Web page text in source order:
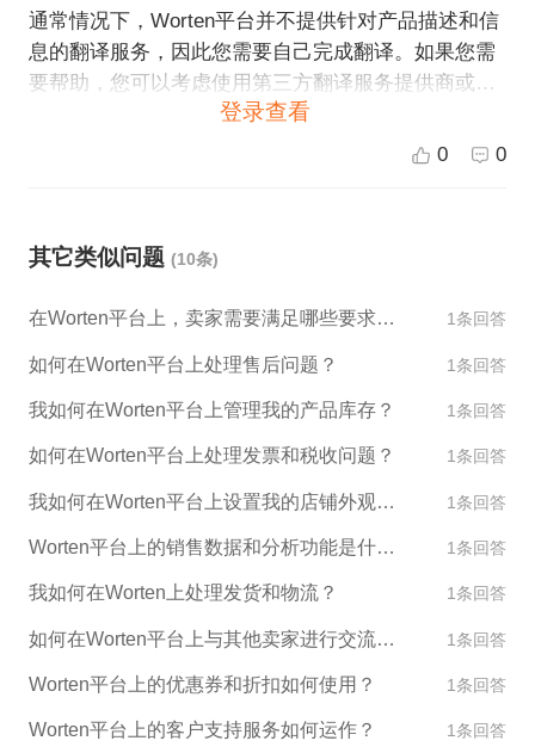
通常情况下，Worten平台并不提供针对产品描述和信
息的翻译服务，因此您需要自己完成翻译。如果您需
要帮助，您可以考虑使用第三方翻译服务提供商或者
将翻译工作外包给专业的翻译团队。在任何情况下，
确保您的产品描述和信息准确无误，并遵循Worten平
登录查看
0 0
其它类似问题 (10条)
在Worten平台上，卖家需要满足哪些要求才能销售产品？ 1条回答
如何在Worten平台上处理售后问题？ 1条回答
我如何在Worten平台上管理我的产品库存？ 1条回答
如何在Worten平台上处理发票和税收问题？ 1条回答
我如何在Worten平台上设置我的店铺外观和设计？ 1条回答
Worten平台上的销售数据和分析功能是什么？ 1条回答
我如何在Worten上处理发货和物流？ 1条回答
如何在Worten平台上与其他卖家进行交流和合作？ 1条回答
Worten平台上的优惠券和折扣如何使用？ 1条回答
Worten平台上的客户支持服务如何运作？ 1条回答